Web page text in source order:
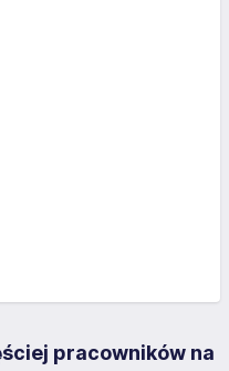
pracowników na